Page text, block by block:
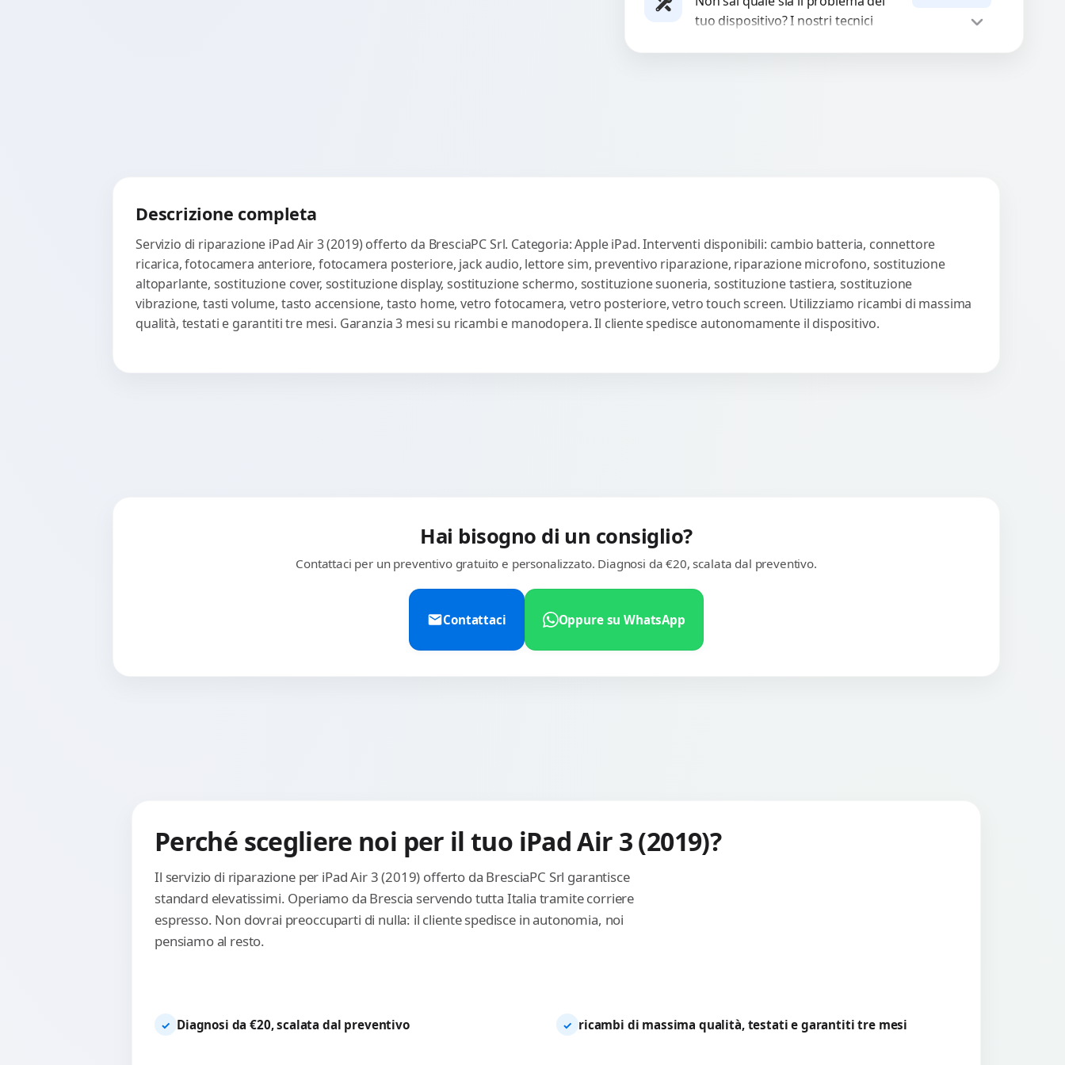
tuo dispositivo? I nostri tecnici
Descrizione completa
Servizio di riparazione iPad Air 3 (2019) offerto da BresciaPC Srl. Categoria: Apple iPad. Interventi disponibili: cambio batteria, connettore
ricarica, fotocamera anteriore, fotocamera posteriore, jack audio, lettore sim, preventivo riparazione, riparazione microfono, sostituzione
altoparlante, sostituzione cover, sostituzione display, sostituzione schermo, sostituzione suoneria, sostituzione tastiera, sostituzione
vibrazione, tasti volume, tasto accensione, tasto home, vetro fotocamera, vetro posteriore, vetro touch screen. Utilizziamo ricambi di massima
qualità, testati e garantiti tre mesi. Garanzia 3 mesi su ricambi e manodopera. Il cliente spedisce autonomamente il dispositivo.
Hai bisogno di un consiglio?
Contattaci per un preventivo gratuito e personalizzato. Diagnosi da €20, scalata dal preventivo.
Contattaci Oppure su WhatsApp
Perché scegliere noi per il tuo iPad Air 3 (2019)?
Il servizio di riparazione per iPad Air 3 (2019) offerto da BresciaPC Srl garantisce
standard elevatissimi. Operiamo da Brescia servendo tutta Italia tramite corriere
espresso. Non dovrai preoccuparti di nulla: il cliente spedisce in autonomia, noi
pensiamo al resto.
✓ Diagnosi da €20, scalata dal preventivo ✓ ricambi di massima qualità, testati e garantiti tre mesi